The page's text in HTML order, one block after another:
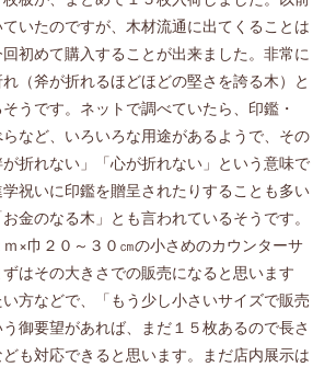
いたのですが、木材流通に出てくることは
初めて購入することが出来ました。非常に
（斧が折れるほどほどの堅さを誇る木）と
うです。ネットで調べていたら、印鑑・
など、いろいろな用途があるようで、その
折れない」「心が折れない」という意味で
祝いに印鑑を贈呈されたりすることも多い
金のなる木」とも言われているそうです。
×巾２０～３０㎝の小さめのカウンターサ
はその大きさでの販売になると思います
方などで、「もう少し小さいサイズで販売
御要望があれば、まだ１５枚あるので長さ
も対応できると思います。まだ店内展示は